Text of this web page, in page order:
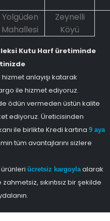
Yolgüden
Mahallesi
Zeynelli
Köyü
Kutu Harf üretiminde
anlayışı katarak
ile hizmet ediyoruz.
ödün vermeden üstün kalite
ediyoruz. Üreticisinden
ile birlikte Kredi kartına 9 aya
tüm avantajlarını sizlere
ücretsiz kargoylaalarak
sıkıntısız bir şekilde